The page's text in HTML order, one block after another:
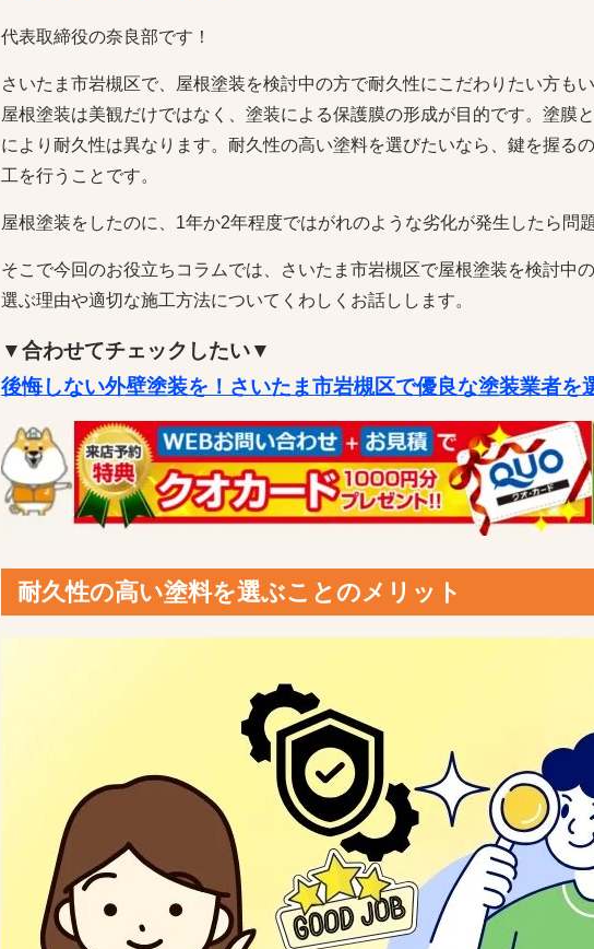
代表取締役の奈良部です！
さいたま市岩槻区で、屋根塗装を検討中の方で耐久性にこだわりたい方も
屋根塗装は美観だけではなく、塗装による保護膜の形成が目的です。塗膜
により耐久性は異なります。耐久性の高い塗料を選びたいなら、鍵を握る
工を行うことです。
屋根塗装をしたのに、1年か2年程度ではがれのような劣化が発生したら問
そこで今回のお役立ちコラムでは、さいたま市岩槻区で屋根塗装を検討中
選ぶ理由や適切な施工方法についてくわしくお話しします。
▼合わせてチェックしたい▼
後悔しない外壁塗装を！さいたま市岩槻区で優良な塗装業者を
耐久性の高い塗料を選ぶことのメリット